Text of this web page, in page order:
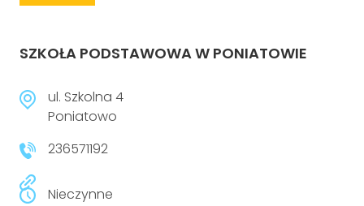
SZKOŁA PODSTAWOWA W PONIATOWIE
ul. Szkolna 4
Poniatowo
236571192
Nieczynne